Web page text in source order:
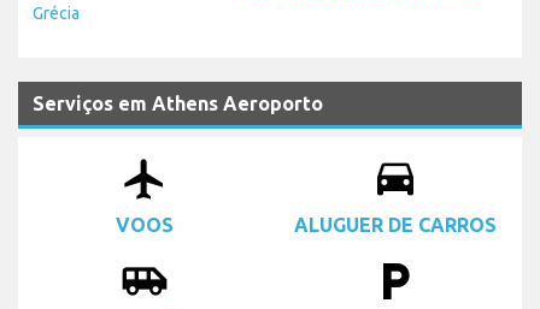
Grécia
Serviços em Athens Aeroporto
airplanemode_active
VOOS
drive_eta
ALUGUER DE CARROS
airport_shuttle local_parking